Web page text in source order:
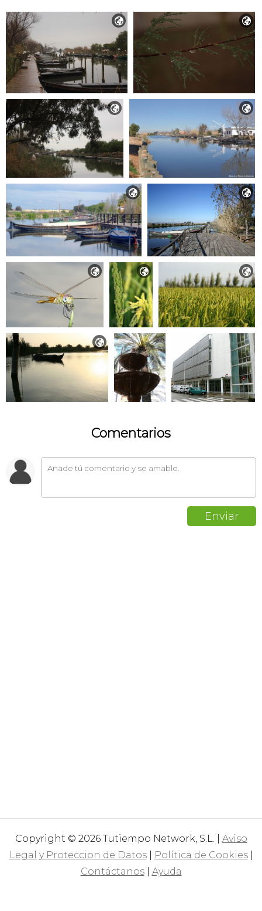
 
 
 
  

Comentarios
Copyright © 2026 Tutiempo Network, S.L. | Aviso
Legal y Proteccion de Datos| Política de Cookies|
Contáctanos| Ayuda